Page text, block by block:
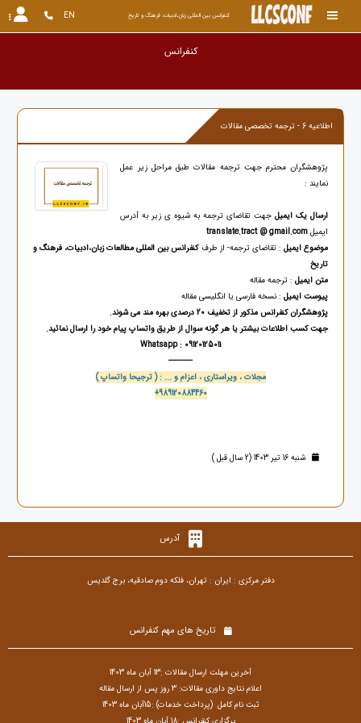
کنفرانس بین المللی زبان،ادبیات، فرهنگ و تاریخ EN
کنفرانس بر
اطلاعیه 6 - ترجمه تخصصی مقالات
پژوهشگران محترم جهت ترجمه مقالات طبق مراحل زیر عمل
نمایند :
ارسال یک ایمیلجهت تقاضای ترجمه به شیوه ی زیر به آدرس
ایمیل translate.tract @ gmail.com
موضوع ایمیل: تقاضای ترجمه- از طرف کنفرانس بین المللی مطالعات زبان،ادبیات، فرهنگ و
تاریخ
متن ایمیل: ترجمه مقاله
پیوست ایمیل: نسخه فارسی یا انگلیسی مقاله
پژوهشگران کنفرانس مذکور از تخفیف 20 درصدی بهره مند می شوند.
جهت کسب اطلاعات بیشتر یا هر گونه سوال از طریق واتساپ پیام خود را ارسال نمائید.
Whatsapp : 09120125011
----------
مجلات ، ویراستاری ، اعزام و ... : ( ترجیحا واتساپ )
+989120884460
شنبه 16 تیر 1403 (2 سال قبل )
آدرس
دفتر مرکزی : ایران : تهران، فلکه دوم صادقیه، برج گلدیس
تاریخ های مهم کنفرانس
آخرین مهلت ارسال مقالات :13 آبان ماه 1403
اعلام نتایج داوری مقالات: 3 روز پس از ارسال مقاله
ثبت نام کامل (پرداخت خدمات) :15آبان ماه 1403